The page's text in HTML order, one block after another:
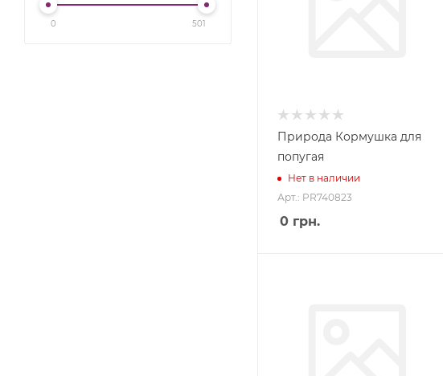
Природа Кормушка для
попугая
Нет в наличии
Арт.: PR740823
0 грн.
0 501